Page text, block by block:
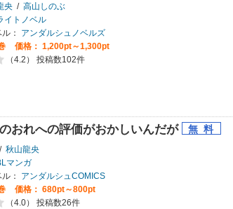
央 / 高山しのぶ
イトノベル
：
アンダルシュノベルズ
価格： 1,200pt～1,300pt
（4.2） 投稿数102件
おれへの評価がおかしいんだが
/ 秋山龍央
マンガ
：
アンダルシュCOMICS
価格： 680pt～800pt
（4.0） 投稿数26件